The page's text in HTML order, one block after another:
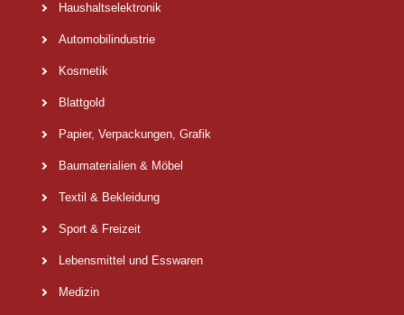
Haushaltselektronik
Automobilindustrie
Kosmetik
Blattgold
Papier, Verpackungen, Grafik
Baumaterialien & Möbel
Textil & Bekleidung
Sport & Freizeit
Lebensmittel und Esswaren
Medizin